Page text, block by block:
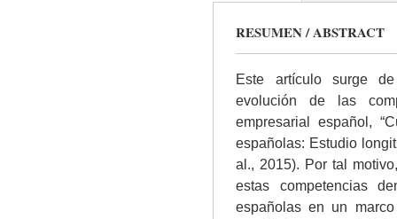
RESUMEN / ABSTRACT
Este artículo surge
evolución de las
empresarial español,
españolas: Estudio
al., 2015). Por tal
estas competencias
españolas en un